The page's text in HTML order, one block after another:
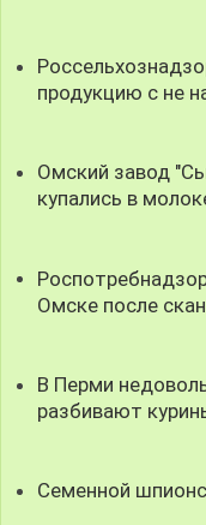
продукцию с не
Омский завод
купались в
Омске после
В Перми
разбивают
Семенной